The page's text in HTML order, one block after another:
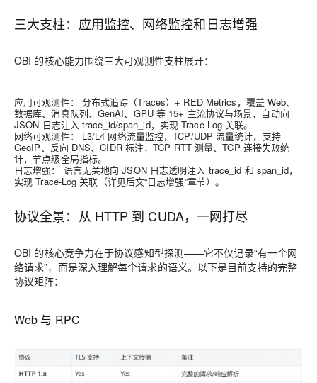
三大支柱：应用监控、网络监控和日志增强
OBI 的核心能力围绕三大可观测性支柱展开：
应用可观测性：
分布式追踪（Traces）+ RED Metrics，覆盖 Web、
数据库、消息队列、GenAI、GPU 等 15+ 主流协议与场景，自动向
JSON 日志注入 trace_id/span_id，实现 Trace-Log 关联。
网络可观测性：
L3/L4 网络流量监控，TCP/UDP 流量统计，支持
GeoIP、反向 DNS、CIDR 标注，TCP RTT 测量、TCP 连接失败统
计，节点级全局指标。
日志增强：
语言无关地向 JSON 日志透明注入 trace_id 和 span_id，
实现 Trace-Log 关联（详见后文“日志增强”章节）。
协议全景：从 HTTP 到 CUDA，一网打尽
OBI 的核心竞争力在于协议感知型探测——它不仅记录“有一个网
络请求”，而是深入理解每个请求的语义。以下是目前支持的完整
协议矩阵：
Web 与 RPC